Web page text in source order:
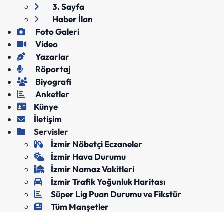
3. Sayfa
Haber İlan
Foto Galeri
Video
Yazarlar
Röportaj
Biyografi
Anketler
Künye
İletişim
Servisler
İzmir Nöbetçi Eczaneler
İzmir Hava Durumu
İzmir Namaz Vakitleri
İzmir Trafik Yoğunluk Haritası
Süper Lig Puan Durumu ve Fikstür
Tüm Manşetler